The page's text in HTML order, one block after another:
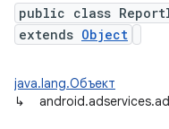
public class
extends Object
java.lang.Объект
↳